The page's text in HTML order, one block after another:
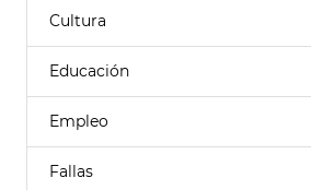
Cultura
Educación
Empleo
Fallas